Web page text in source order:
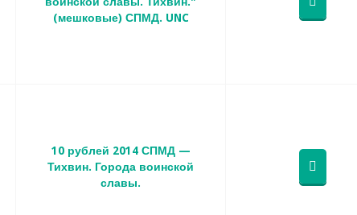
(мешковые) СПМД. UNC
10 рублей 2014 СПМД —
Тихвин. Города воинской
славы.